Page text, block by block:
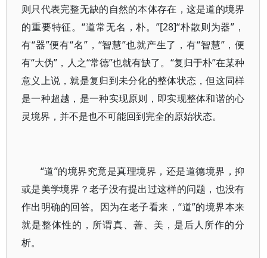
则只代表完整无缺的自然的本体存在，这是道的境界
的重要特征。“道常无名，朴。”[28]“朴散则为器”，
有“器”便有“名”，“智慧”也就产生了，有“智慧”，便
有“大伪”，人之“常德”也就有缺了。“复归于朴”在某种
意义上说，就是复归到未分化的整体状态，但这同样
是一种超越，是一种实现原则，即实现整体和谐的心
灵境界，并不是也不可能回到完全的原始状态。
“道”的境界究竟是真理境界，还是道德境界，抑
或是美学境界？老子没有提出过这样的问题，也没有
作出明确的回答。因为在老子看来，“道”的境界本来
就是整体性的，所谓真、善、美，是后人所作的分
析。